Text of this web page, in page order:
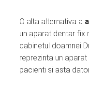
O alta alternativa a
un aparat dentar fix
cabinetul doamnei
reprezinta un
pacienti si asta